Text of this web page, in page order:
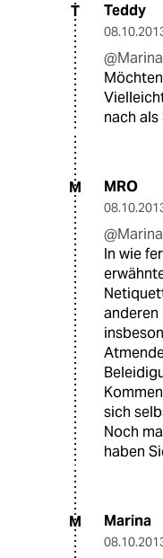
T Teddy
nach als
M MRO
In wie
anderen
sich
Noch
haben
M Marina